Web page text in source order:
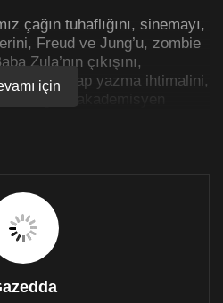
çağın tuhaflığını, sinemayı,
Freud ve Jung’u, zombie
Zula’nın çıkışını,
yeni kitap yazma ihtimalini,
kattığını, akademisyen
için